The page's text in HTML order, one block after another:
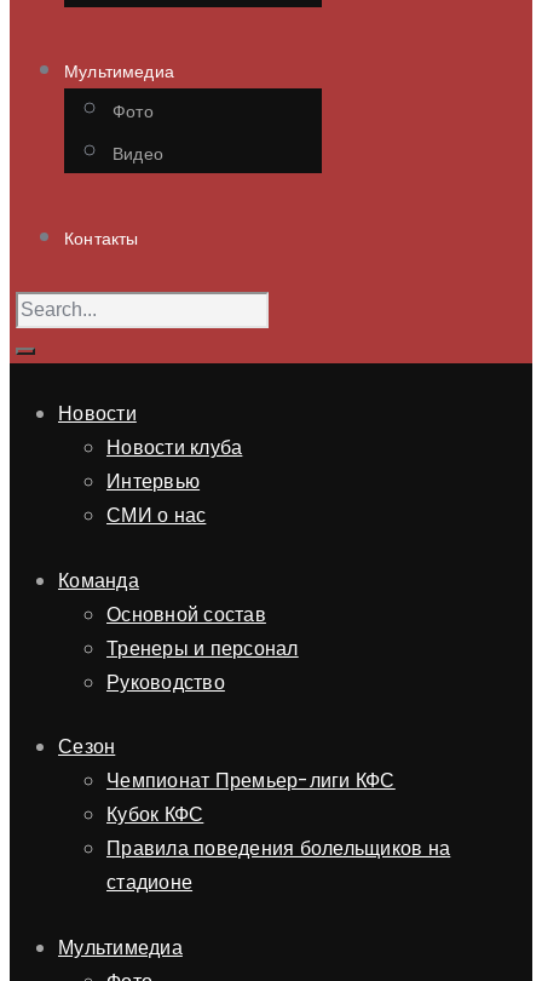
Мультимедиа
Фото
Видео
Контакты
Новости
Новости клуба
Интервью
СМИ о нас
Команда
Основной состав
Тренеры и персонал
Руководство
Сезон
Чемпионат Премьер-лиги КФС
Кубок КФС
Правила поведения болельщиков на
стадионе
Мультимедиа